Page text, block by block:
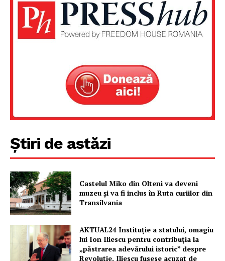
Un proiect
FREEDOM HOUSE ROMÂNIA
PRESShub
Despre noi / Echipa
Proiecte editoriale
Rețea
Contact
Știri de astăzi
Castelul Miko din Olteni va deveni
muzeu şi va fi inclus în Ruta curiilor din
Transilvania
AKTUAL24 Instituție a statului, omagiu
lui Ion Iliescu pentru contribuția la
„păstrarea adevărului istoric” despre
Revoluție. Iliescu fusese acuzat de